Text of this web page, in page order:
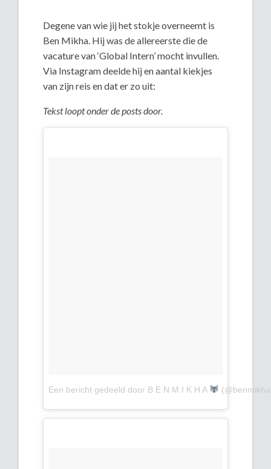
Degene van wie jij het stokje overneemt is
Ben Mikha. Hij was de allereerste die de
vacature van ‘Global Intern’ mocht invullen.
Via Instagram deelde hij en aantal kiekjes
van zijn reis en dat er zo uit:
Tekst loopt onder de posts door.
Een bericht gedeeld door B E N M I K H A